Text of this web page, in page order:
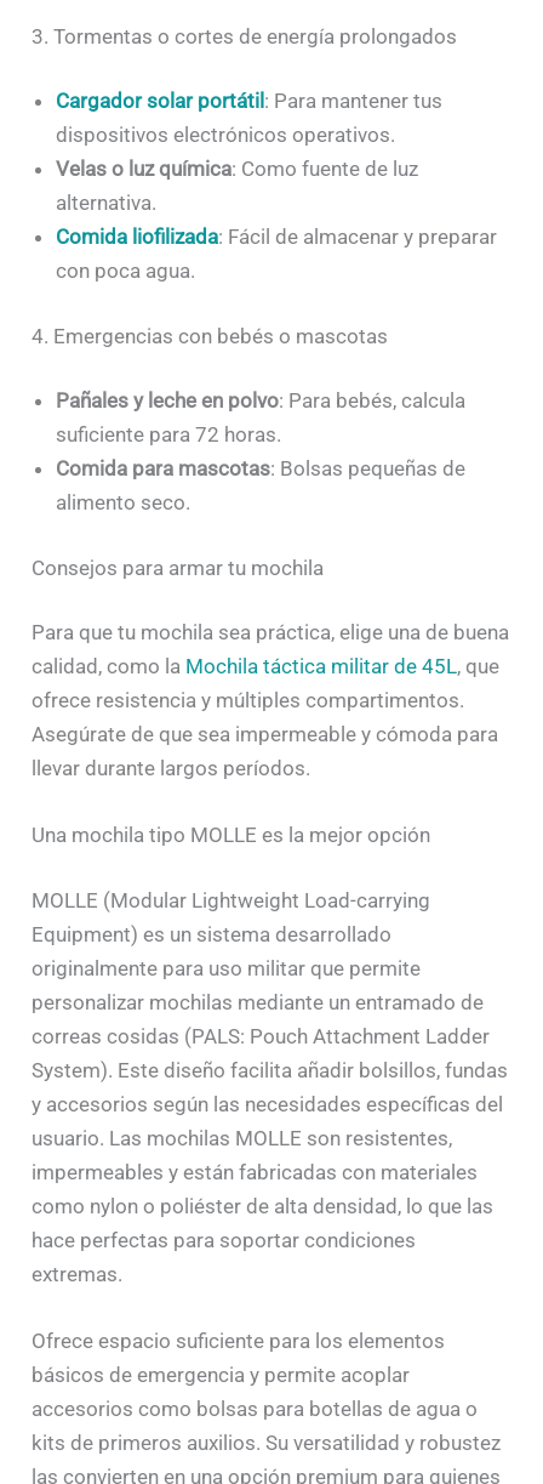
3. Tormentas o cortes de energía prolongados
Cargador solar portátil : Para mantener tus
dispositivos electrónicos operativos.
Velas o luz química: Como fuente de luz
alternativa.
Comida liofilizada: Fácil de almacenar y preparar
con poca agua.
4. Emergencias con bebés o mascotas
Pañales y leche en polvo: Para bebés, calcula
suficiente para 72 horas.
Comida para mascotas: Bolsas pequeñas de
alimento seco.
Consejos para armar tu mochila
Para que tu mochila sea práctica, elige una de buena
calidad, como la Mochila táctica militar de 45L, que
ofrece resistencia y múltiples compartimentos.
Asegúrate de que sea impermeable y cómoda para
llevar durante largos períodos.
Una mochila tipo MOLLE es la mejor opción
MOLLE (Modular Lightweight Load-carrying
Equipment) es un sistema desarrollado
originalmente para uso militar que permite
personalizar mochilas mediante un entramado de
correas cosidas (PALS: Pouch Attachment Ladder
System). Este diseño facilita añadir bolsillos, fundas
y accesorios según las necesidades específicas del
usuario. Las mochilas MOLLE son resistentes,
impermeables y están fabricadas con materiales
como nylon o poliéster de alta densidad, lo que las
hace perfectas para soportar condiciones
extremas.
Ofrece espacio suficiente para los elementos
básicos de emergencia y permite acoplar
accesorios como bolsas para botellas de agua o
kits de primeros auxilios. Su versatilidad y robustez
las convierten en una opción premium para quienes